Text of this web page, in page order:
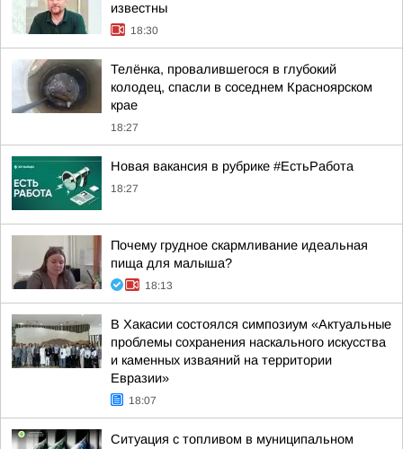
известны
18:30
Телёнка, провалившегося в глубокий
колодец, спасли в соседнем Красноярском
крае
18:27
Новая вакансия в рубрике #ЕстьРабота
18:27
Почему грудное скармливание идеальная
пища для малыша?
18:13
В Хакасии состоялся симпозиум «Актуальные
проблемы сохранения наскального искусства
и каменных изваяний на территории
Евразии»
18:07
Ситуация с топливом в муниципальном